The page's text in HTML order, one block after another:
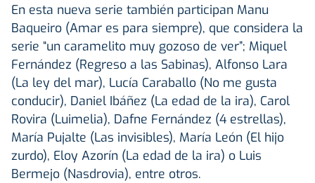
En esta nueva serie también participan Manu
Baqueiro (Amar es para siempre), que considera la
serie “un caramelito muy gozoso de ver”; Miquel
Fernández (Regreso a las Sabinas), Alfonso Lara
(La ley del mar), Lucía Caraballo (No me gusta
conducir), Daniel Ibáñez (La edad de la ira), Carol
Rovira (Luimelia), Dafne Fernández (4 estrellas),
María Pujalte (Las invisibles), María León (El hijo
zurdo), Eloy Azorín (La edad de la ira) o Luis
Bermejo (Nasdrovia), entre otros.